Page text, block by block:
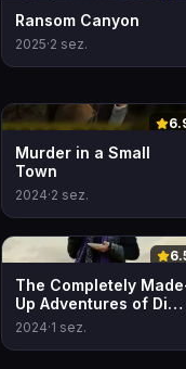
Ransom Canyon
2025·2 sez.
0
Murder in a Small
Town
2024·2 sez.
0
The Completely
Up Adventures of Dick
Turpin
2024·1 sez.